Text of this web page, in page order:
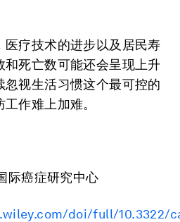
医疗技术的进步以及居民寿
死亡数可能还会呈现上升
视生活习惯这个最可控的
作难上加难。
际癌症研究中心
doi/full/10.3322/